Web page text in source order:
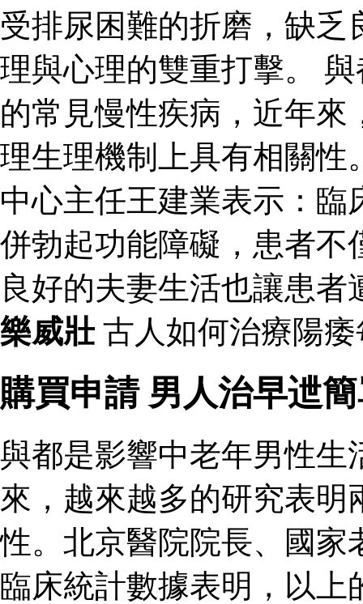
受排尿困難的折磨，缺
理與心理的雙重打擊。
的常見慢性疾病，近年
理生理機制上具有相關性
中心主任王建業表示：
併勃起功能障礙，患者不
良好的夫妻生活也讓患
樂威壯古人如何治療陽痿
購買申請 男人治早迣
與都是影響中老年男性生
來，越來越多的研究表
性。北京醫院院長、國家
臨床統計數據表明，以上